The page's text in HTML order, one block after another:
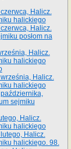
Halicz.
halickiego
Halicz.
posłom na
Halicz.
halickiego
Halicz.
halickiego
sejmiku
Halicz.
halickiego
Halicz.
halickiego. 98.